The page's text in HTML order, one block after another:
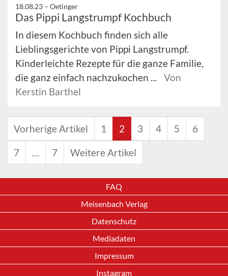
18.08.23 – Oetinger
Das Pippi Langstrumpf Kochbuch
In diesem Kochbuch finden sich alle
Lieblingsgerichte von Pippi Langstrumpf.
Kinderleichte Rezepte für die ganze Familie,
die ganz einfach nachzukochen ...
Von
Kerstin Barthel
Vorherige Artikel 1 2 3 4 5 6
7 … 7 Weitere Artikel
FAQ
Meisenbach Verlag
Datenschutz
Mediadaten
Impressum
Instagram